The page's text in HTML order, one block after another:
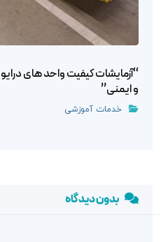
“آزمایشات کیفیت واحد های درایو
و ایمنی”
خدمات آموزشی
بدون دیدگاه